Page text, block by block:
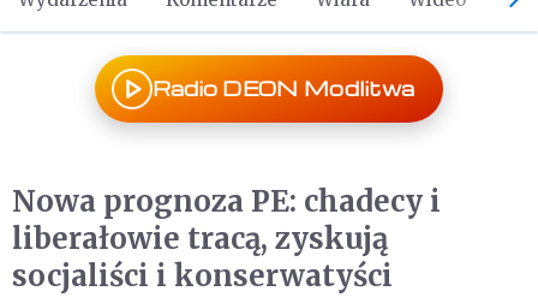
Radio DEON Modlitwa
Nowa prognoza PE: chadecy i
liberałowie tracą, zyskują
socjaliści i konserwatyści